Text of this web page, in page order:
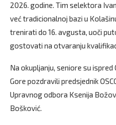
2026. godine. Tim selektora
već tradicionalnoj bazi u
trenirati do 16. avgusta, uoči
gostovati na otvaranju
Na okupljanju, seniore su ispred
Gore pozdravili predsjednik
Upravnog odbora Ksenija
Bošković.